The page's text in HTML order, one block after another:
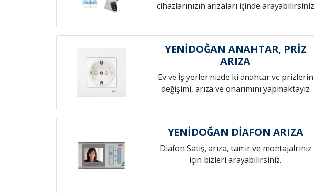
cihazlarınızın arızaları içinde arayabilirsiniz
YENİDOĞAN ANAHTAR, PRİZ
ARIZA
Ev ve İş yerlerinizde ki anahtar ve prizlerin
değişimi, arıza ve onarımını yapmaktayız
YENİDOĞAN DİAFON ARIZA
Diafon Satış, arıza, tamir ve montajalrınız
için bizleri arayabilirsiniz.